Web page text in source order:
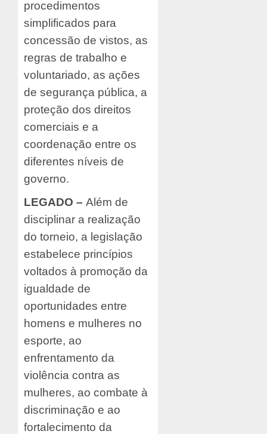
procedimentos
simplificados para
concessão de vistos, as
regras de trabalho e
voluntariado, as ações
de segurança pública, a
proteção dos direitos
comerciais e a
coordenação entre os
diferentes níveis de
governo.
LEGADO – Além de
disciplinar a realização
do torneio, a legislação
estabelece princípios
voltados à promoção da
igualdade de
oportunidades entre
homens e mulheres no
esporte, ao
enfrentamento da
violência contra as
mulheres, ao combate à
discriminação e ao
fortalecimento da